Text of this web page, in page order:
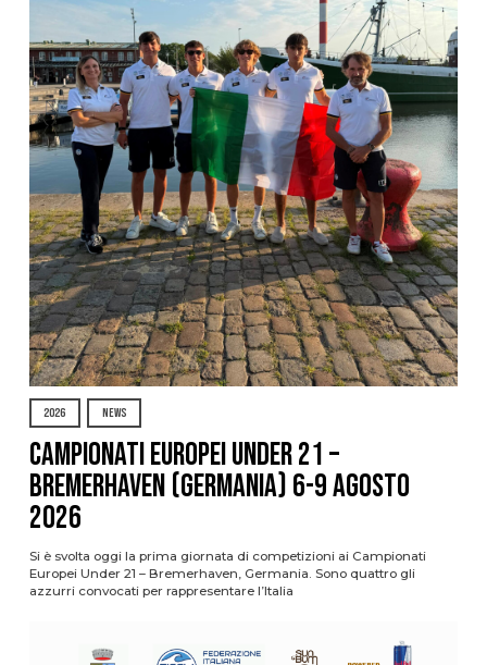
2026 NEWS
Campionati Europei Under 21 –
Bremerhaven (Germania) 6-9 agosto
2026
Si è svolta oggi la prima giornata di competizioni ai Campionati
Europei Under 21 – Bremerhaven, Germania. Sono quattro gli
azzurri convocati per rappresentare l’Italia